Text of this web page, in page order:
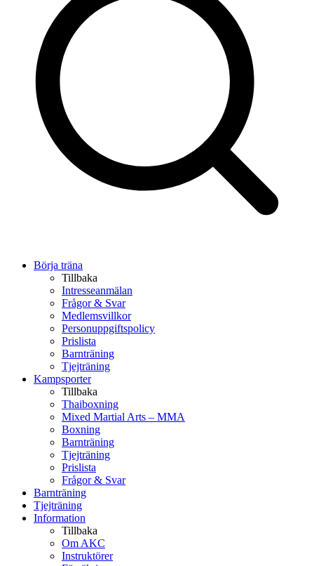
Börja träna
Tillbaka
Intresseanmälan
Frågor & Svar
Medlemsvillkor
Personuppgiftspolicy
Prislista
Barnträning
Tjejträning
Kampsporter
Tillbaka
Thaiboxning
Mixed Martial Arts – MMA
Boxning
Barnträning
Tjejträning
Prislista
Frågor & Svar
Barnträning
Tjejträning
Information
Tillbaka
Om AKC
Instruktörer